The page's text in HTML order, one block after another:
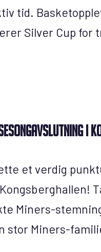
tid.
Silver Cup for
i
et verdig
Miners-
stor Miners-